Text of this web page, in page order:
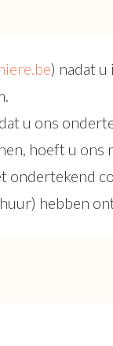
) nadat u
u ons
hoeft u ons
ondertekend
hebben